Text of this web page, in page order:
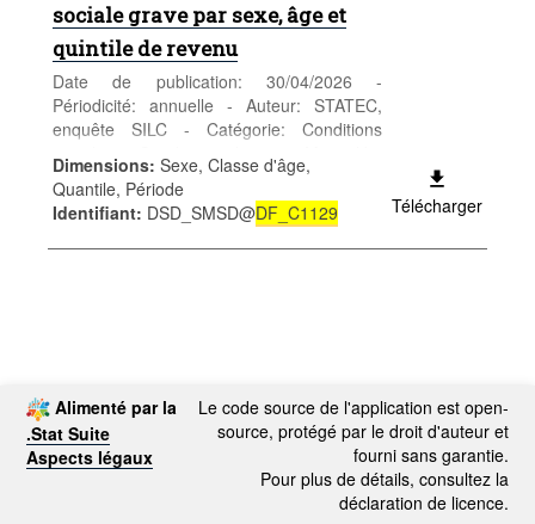
sociale grave par sexe, âge et
quintile de revenu
Date de publication: 30/04/2026 -
Périodicité: annuelle - Auteur: STATEC,
enquête SILC - Catégorie: Conditions
sociales - Conditions de vie - Mots-clés:
revenus et pauvreté
Dimensions: Sexe, Classe d'âge,
Quantile, Période
Identifiant: DSD_SMSD@DF_C1129 Télécharger
Alimenté par la
.Stat Suite
Aspects légaux
Le code source de l'application est open-
source, protégé par le droit d'auteur et
fourni sans garantie.
Pour plus de détails, consultez la
déclaration de licence.